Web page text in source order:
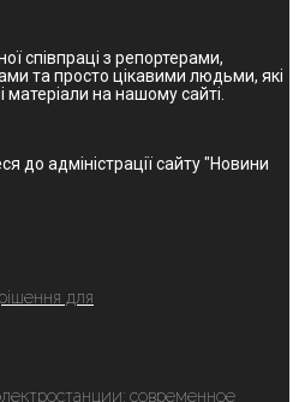
співпраці з репортерами,
та просто цікавими людьми, які
на нашому сайті.
до адміністрації сайту "Новини
для
современное